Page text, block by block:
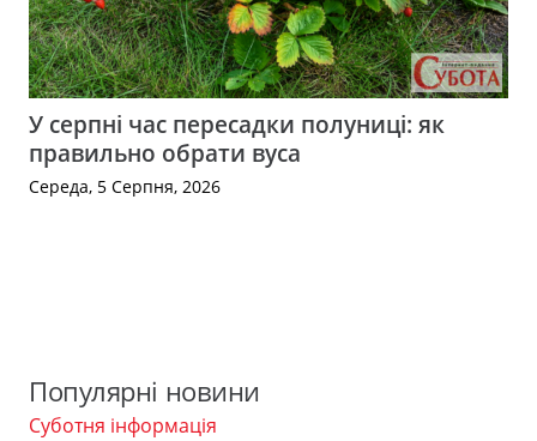
У серпні час пересадки полуниці: як
правильно обрати вуса
Середа, 5 Серпня, 2026
Популярні новини
Суботня інформація